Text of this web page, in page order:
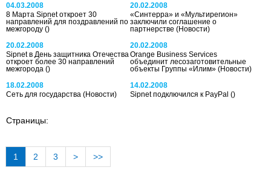
04.03.2008
8 Марта Sipnet откроет 30
направлений для поздравлений по
межгороду ()
20.02.2008
«Синтерра» и «Мультирегион»
заключили соглашение о
партнерстве(Новости)
20.02.2008
Sipnet в День защитника Отечества
откроет более 30 направлений
межгорода ()
20.02.2008
Orange Business Services
объединит лесозаготовительные
объекты Группы «Илим»(Новости)
18.02.2008
Сеть для государства (Новости)
14.02.2008
Sipnet подключился к PayPal()
Страницы:
1 2 3 > >>